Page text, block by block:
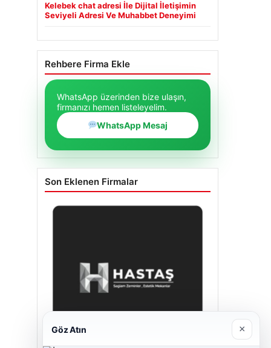
Kelebek chat adresi İle Dijital İletişimin
Seviyeli Adresi Ve Muhabbet Deneyimi
Rehbere Firma Ekle
WhatsApp üzerinden bize ulaşın,
firmanızı hemen listeleyelim.
WhatsApp Mesaj
Son Eklenen Firmalar
Göz Atın ×